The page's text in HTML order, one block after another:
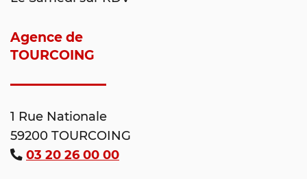
Agence de
TOURCOING
1 Rue Nationale
59200 TOURCOING
03 20 26 00 00